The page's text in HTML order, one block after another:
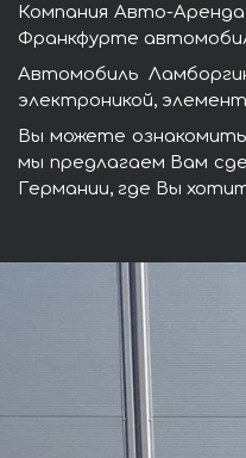
Компания Авто-
Франкфурте
Автомобиль
электроникой,
Вы можете
мы предлагаем Вам
Германии, где Вы